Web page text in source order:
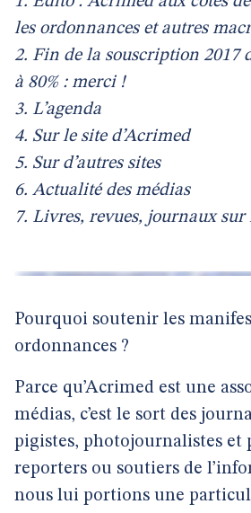
les ordonnances et autres
2. Fin de la souscription 2017
à 80% : merci !
3. L’agenda
4. Sur le site d’Acrimed
5. Sur d’autres sites
6. Actualité des médias
7. Livres, revues, journaux sur
Pourquoi soutenir les
ordonnances ?
Parce qu’Acrimed est une
médias, c’est le sort des
pigistes, photojournalistes et
reporters ou soutiers de
nous lui portions une